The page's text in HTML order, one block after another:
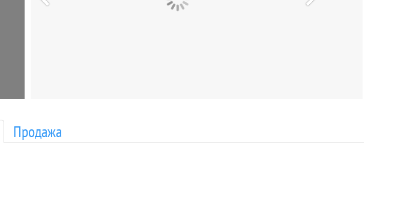
Продажа